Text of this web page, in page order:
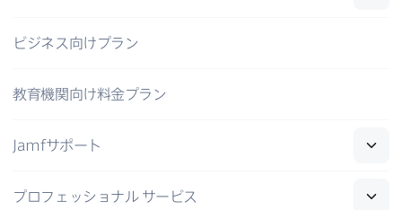
ビジネス向けプラン
教育機関向け料金プラン
Jamfサポート
プロフェッショナル サービス